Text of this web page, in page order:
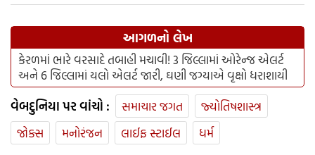
આગળનો લેખ
કેરળમાં ભારે વરસાદે તબાહી મચાવી! 3 જિલ્લામાં ઓરેન્જ એલર્ટ
અને 6 જિલ્લામાં યલો એલર્ટ જારી, ઘણી જગ્યાએ વૃક્ષો ધરાશાયી
વેબદુનિયા પર વાંચો : સમાચાર જગત
જ્યોતિષશાસ્ત્ર
જોક્સ
મનોરંજન લાઈફ સ્ટાઈલ ધર્મ